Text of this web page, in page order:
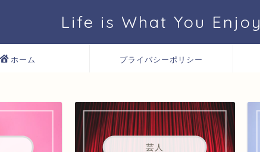
Life is What You Enjoy
ホーム プライバシーポリシー
芸人